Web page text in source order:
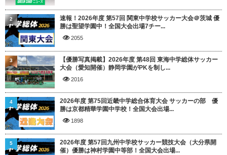
速報！2026年度 第57回 関東中学校サッカー大会＠茨城 優
勝は聖望学園中！全国大会出場7チー...
2055
2
【優勝写真掲載】2026年度 第48回 東海中学総体サッカー
大会（愛知開催）静岡学園がPKを制し...
2016
3
2026年度 第75回近畿中学総合体育大会 サッカーの部 優
勝は京都精華学園中学校！全国大会出場...
1898
4
2026年度 第57回九州中学校サッカー競技大会（大分県開
催）優勝は神村学園中等部！全国大会出場...
5